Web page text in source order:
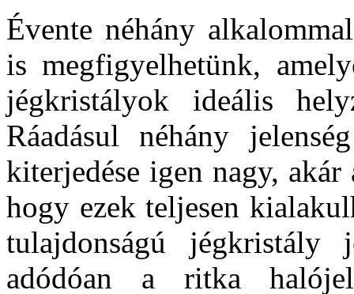
Évente néhány
is megfigyelhetünk,
jégkristályok ideális
Ráadásul néhány
kiterjedése igen nagy,
hogy ezek teljesen
tulajdonságú jégkristály
adódóan a ritka